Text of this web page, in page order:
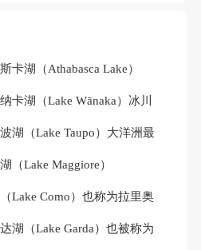
卡湖（Athabasca Lake）
卡湖（Lake Wānaka）冰川
湖（Lake Taupo）大洋洲最
（Lake Maggiore）
Lake Como）也称为拉里奥
湖
湖（Lake Garda）也被称为